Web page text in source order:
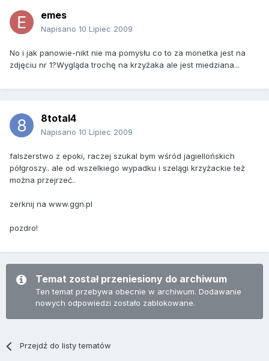
emes
Napisano 10 Lipiec 2009
No i jak panowie-nikt nie ma pomysłu co to za monetka jest na
zdjęciu nr 1?Wygląda trochę na krzyżaka ale jest miedziana...
8total4
Napisano 10 Lipiec 2009
falszerstwo z epoki, raczej szukal bym wśród jagiellońskich
półgroszy.. ale od wszelkiego wypadku i szelągi krzyżackie też
można przejrzeć..
zerknij na www.ggn.pl
pozdro!
Temat został przeniesiony do archiwum
Ten temat przebywa obecnie w archiwum. Dodawanie
nowych odpowiedzi zostało zablokowane.
Przejdź do listy tematów